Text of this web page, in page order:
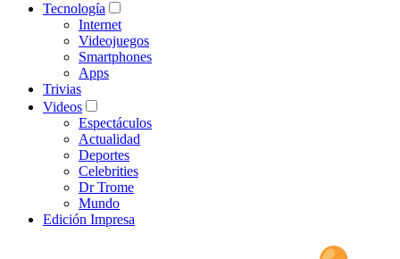
Tecnología
Internet
Videojuegos
Smartphones
Apps
Trivias
Videos
Espectáculos
Actualidad
Deportes
Celebrities
Dr Trome
Mundo
Edición Impresa